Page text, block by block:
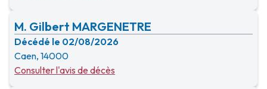
M. Gilbert MARGENETRE
Décédé le 02/08/2026
Caen, 14000
Consulter l'avis de décès